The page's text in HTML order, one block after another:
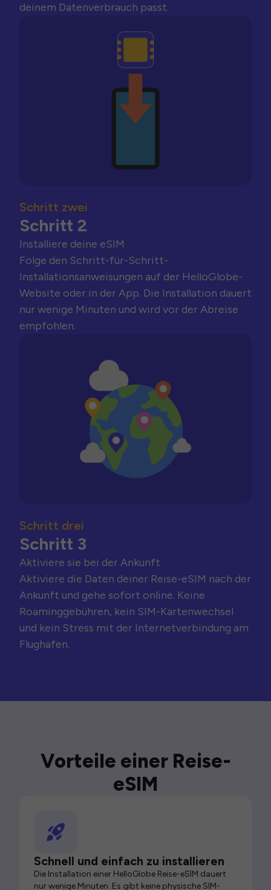
deinem Datenverbrauch passt.
Schritt zwei
Schritt 2
Installiere deine eSIM
Folge den Schritt-für-Schritt-
Installationsanweisungen auf der HelloGlobe-
Website oder in der App. Die Installation dauert
nur wenige Minuten und wird vor der Abreise
empfohlen.
Schritt drei
Schritt 3
Aktiviere sie bei der Ankunft
Aktiviere die Daten deiner Reise-eSIM nach der
Ankunft und gehe sofort online. Keine
Roaminggebühren, kein SIM-Kartenwechsel
und kein Stress mit der Internetverbindung am
Flughafen.
Vorteile einer Reise-
eSIM
Schnell und einfach zu installieren
Die Installation einer HelloGlobe Reise-eSIM dauert
nur wenige Minuten. Es gibt keine physische SIM-